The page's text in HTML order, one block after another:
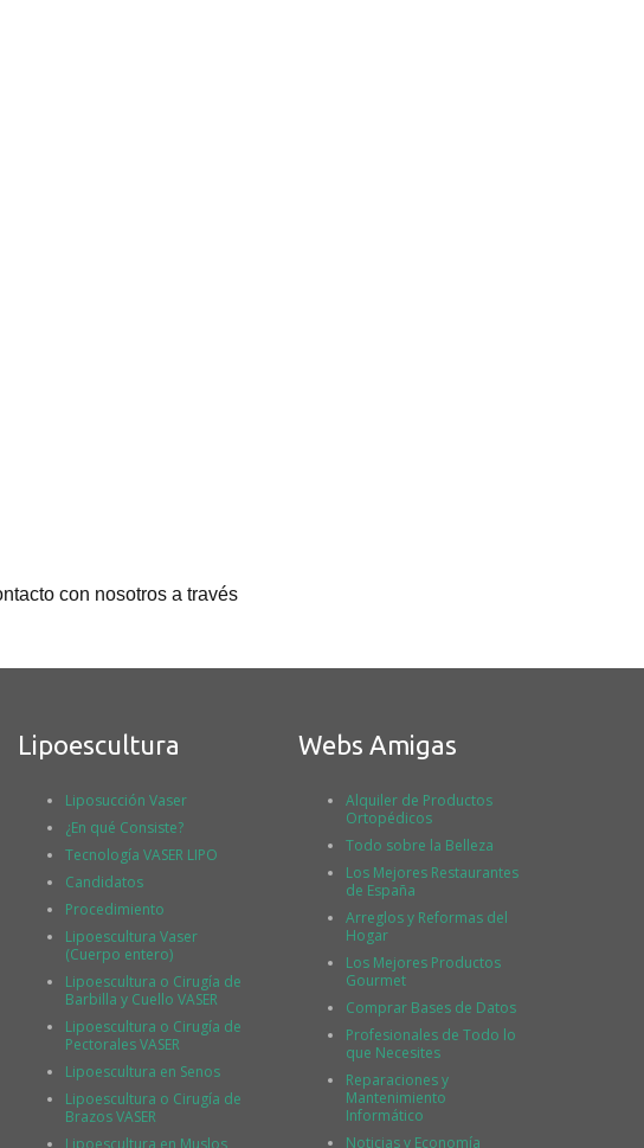
con nosotros a través
Lipoescultura
Liposucción Vaser
¿En qué Consiste?
Tecnología VASER LIPO
Candidatos
Procedimiento
Lipoescultura Vaser
(Cuerpo entero)
Lipoescultura o Cirugía de
Barbilla y Cuello VASER
Lipoescultura o Cirugía de
Pectorales VASER
Lipoescultura en Senos
Lipoescultura o Cirugía de
Brazos VASER
Webs Amigas
Alquiler de Productos
Ortopédicos
Todo sobre la Belleza
Los Mejores Restaurantes
de España
Arreglos y Reformas del
Hogar
Los Mejores Productos
Gourmet
Comprar Bases de Datos
Profesionales de Todo lo
que Necesites
Reparaciones y
Mantenimiento
Informático
Noticias y Economía